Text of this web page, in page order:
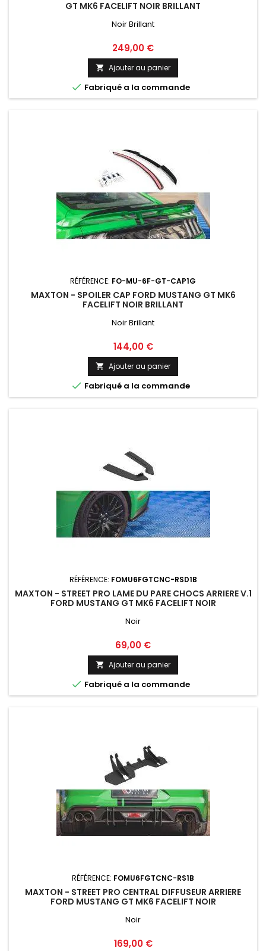
GT MK6 FACELIFT NOIR BRILLANT
Noir Brillant
Prix
249,00 €
 Ajouter au panier
 Fabriqué a la commande
RÉFÉRENCE: FO-MU-6F-GT-CAP1G
MAXTON - SPOILER CAP FORD MUSTANG GT MK6
FACELIFT NOIR BRILLANT
Noir Brillant
Prix
144,00 €
 Ajouter au panier
 Fabriqué a la commande
RÉFÉRENCE: FOMU6FGTCNC-RSD1B
MAXTON - STREET PRO LAME DU PARE CHOCS ARRIERE V.1
FORD MUSTANG GT MK6 FACELIFT NOIR
Noir
Prix
69,00 €
 Ajouter au panier
 Fabriqué a la commande
RÉFÉRENCE: FOMU6FGTCNC-RS1B
MAXTON - STREET PRO CENTRAL DIFFUSEUR ARRIERE
FORD MUSTANG GT MK6 FACELIFT NOIR
Noir
Prix
169,00 €